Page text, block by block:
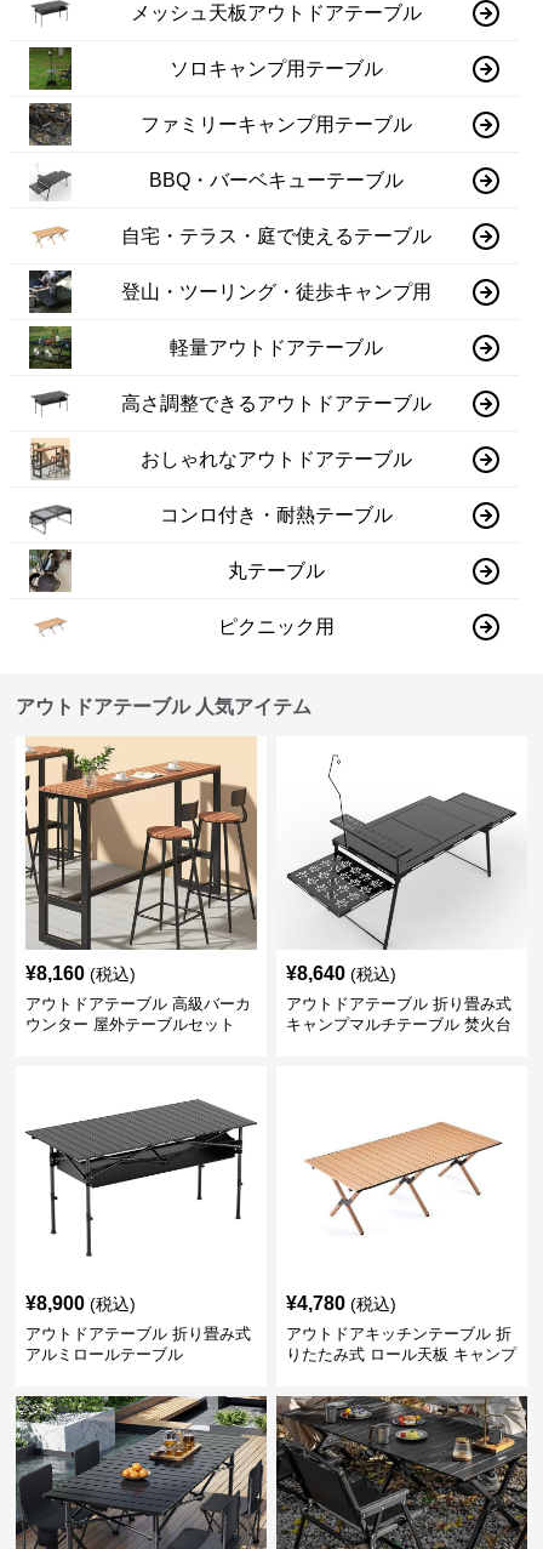
メッシュ天板アウトドアテーブル
ソロキャンプ用テーブル
ファミリーキャンプ用テーブル
BBQ・バーベキューテーブル
自宅・テラス・庭で使えるテーブル
登山・ツーリング・徒歩キャンプ用
軽量アウトドアテーブル
高さ調整できるアウトドアテーブル
おしゃれなアウトドアテーブル
コンロ付き・耐熱テーブル
丸テーブル
ピクニック用
アウトドアテーブル 人気アイテム
¥8,160 (税込)
アウトドアテーブル 高級バーカ
ウンター 屋外テーブルセット
¥8,640 (税込)
アウトドアテーブル 折り畳み式
キャンプマルチテーブル 焚火台
¥8,900 (税込)
アウトドアテーブル 折り畳み式
アルミロールテーブル
¥4,780 (税込)
アウトドアキッチンテーブル 折
りたたみ式 ロール天板 キャンプ